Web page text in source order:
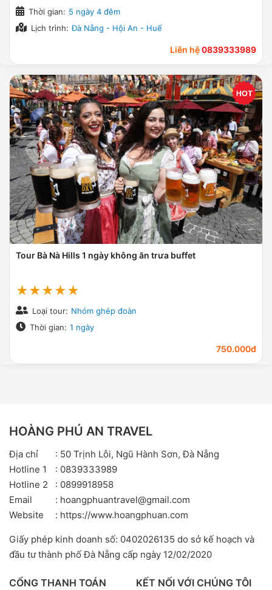
Thời gian: 5 ngày 4 đêm
Lịch trình: Đà Nẵng - Hội An - Huế
Liên hệ0839333989
Tour Bà Nà Hills 1 ngày không ăn trưa buffet
★★★★★
Loại tour: Nhóm ghép đoàn
Thời gian: 1 ngày
750.000đ
HOÀNG PHÚ AN TRAVEL
Địa chỉ
: 50 Trịnh Lỗi, Ngũ Hành Sơn, Đà Nẵng
Hotline 1
: 0839333989
Hotline 2
: 0899918958
Email
: hoangphuantravel@gmail.com
Website
: https://www.hoangphuan.com
Giấy phép kinh doanh số: 0402026135 do sở kế hoạch và
đầu tư thành phố Đà Nẵng cấp ngày 12/02/2020
CỔNG THANH TOÁN KẾT NỐI VỚI CHÚNG TÔI